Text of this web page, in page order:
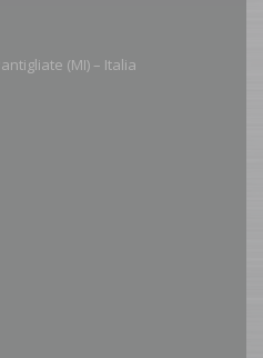
(MI) – Italia